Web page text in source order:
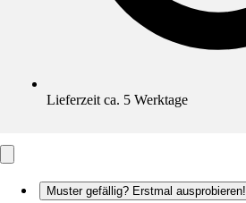
Lieferzeit ca. 5 Werktage
Muster gefällig? Erstmal ausprobieren!